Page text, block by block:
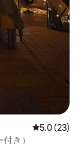
レビュー23
5.0 (23)
き）